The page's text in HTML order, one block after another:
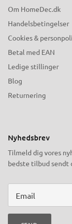
Om HomeDec.dk
Handelsbetingelser
Cookies &
Betal med EAN
Ledige stillinger
Blog
Returnering
Nyhedsbrev
Tilmeld dig vores
bedste tilbud sendt